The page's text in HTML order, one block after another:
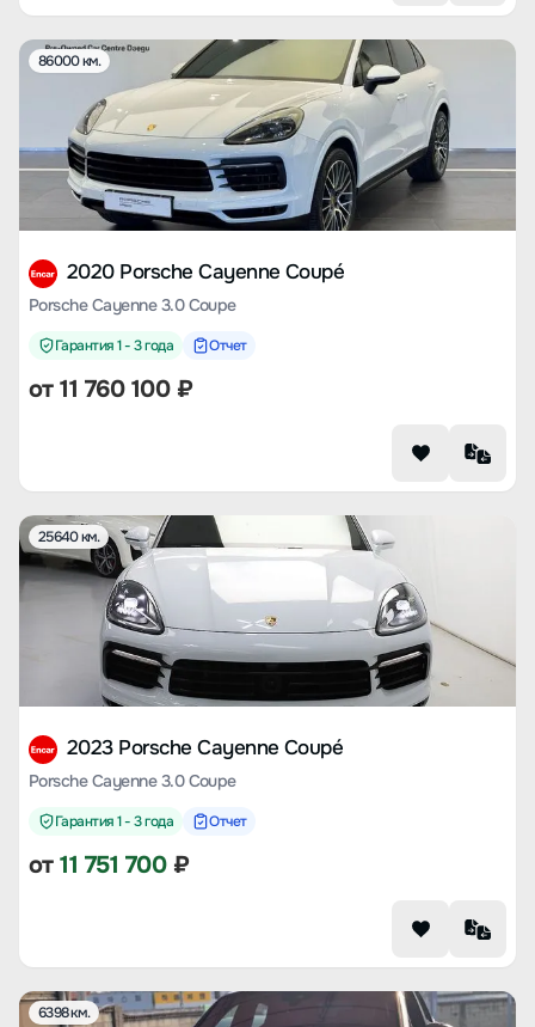
86000 км.
2020 Porsche Cayenne Coupé
Porsche Cayenne 3.0 Coupe
Гарантия 1 - 3 года Отчет
от11 760 100₽
25640 км.
2023 Porsche Cayenne Coupé
Porsche Cayenne 3.0 Coupe
Гарантия 1 - 3 года Отчет
от11 751 700₽
6398 км.